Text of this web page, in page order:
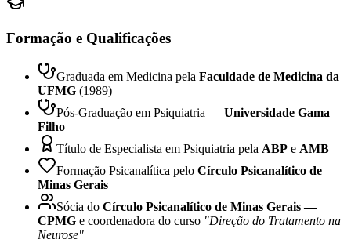
Formação e Qualificações
Graduada em Medicina pela Faculdade de Medicina da
UFMG (1989)
Pós-Graduação em Psiquiatria — Universidade Gama
Filho
Título de Especialista em Psiquiatria pela ABP e AMB
Formação Psicanalítica pelo Círculo Psicanalítico de
Minas Gerais
Sócia do Círculo Psicanalítico de Minas Gerais —
CPMG e coordenadora do curso "Direção do Tratamento na
Neurose"